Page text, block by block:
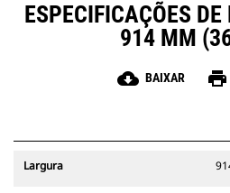
ESPECIFICAÇÕES
914 MM
cloud_download BAIXAR print
Largura